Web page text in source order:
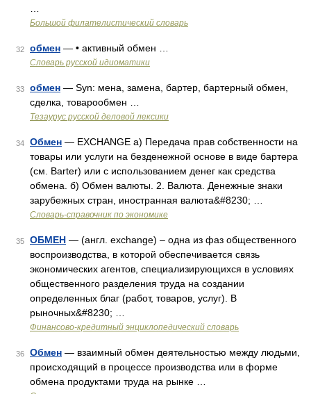
Большой филателистический словарь
32 обмен — • активный обмен …
Словарь русской идиоматики
33 обмен — Syn: мена, замена, бартер, бартерный обмен,
сделка, товарообмен …
Тезаурус русской деловой лексики
34 Обмен — EXCHANGE а) Передача прав собственности на
товары или услуги на безденежной основе в виде бартера
(см. Barter) или с использованием денег как средства
обмена. б) Обмен валюты. 2. Валюта. Денежные знаки
зарубежных стран, иностранная валюта&#8230; …
Словарь-справочник по экономике
35 ОБМЕН — (англ. exchange) – одна из фаз общественного
воспроизводства, в которой обеспечивается связь
экономических агентов, специализирующихся в условиях
общественного разделения труда на создании
определенных благ (работ, товаров, услуг). В
рыночных&#8230; …
Финансово-кредитный энциклопедический словарь
36 Обмен — взаимный обмен деятельностью между людьми,
происходящий в процессе производства или в форме
обмена продуктами труда на рынке …